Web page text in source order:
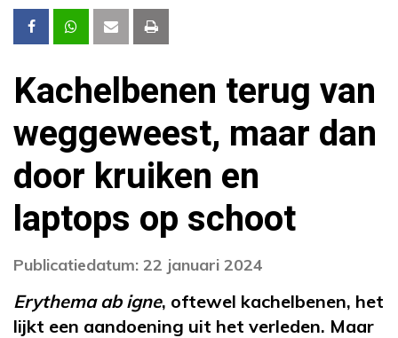
Kachelbenen terug van
weggeweest, maar dan
door kruiken en
laptops op schoot
Publicatiedatum: 22 januari 2024
Erythema ab igne, oftewel kachelbenen, het
lijkt een aandoening uit het verleden. Maar